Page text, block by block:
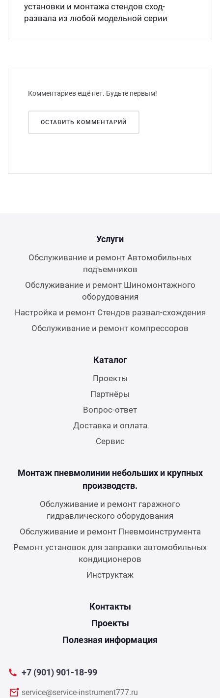
установки и монтажа стендов сход-
развала из любой модельной серии
Комментариев ещё нет. Будьте первым!
ОСТАВИТЬ КОММЕНТАРИЙ
Услуги
Обслуживание и ремонт Автомобильных
подъемников
Обслуживание и ремонт Шиномонтажного
оборудования
Настройка и ремонт Стендов развал-схождения
Обслуживание и ремонт компрессоров
Каталог
Проекты
Партнёры
Вопрос-ответ
Доставка и оплата
Сервис
Монтаж пневмолинии небольших и крупных
производств.
Обслуживание и ремонт гаражного
гидравлического оборудования
Обслуживание и ремонт Пневмоинструмента
Ремонт установок для заправки автомобильных
кондиционеров
Инструктаж
Контакты
Проекты
Полезная информация
+7 (901) 901-18-99
service@service-instrument777.ru